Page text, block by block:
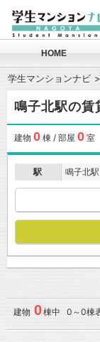
HOME
学生マンションナビ
鳴子北駅の賃
建物 0棟 / 部屋 0室
駅 鳴子北駅
建物 0棟中 0～0棟